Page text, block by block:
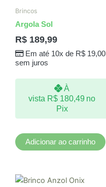
Brincos
Argola Sol
R$ 189,99
Em até 10x de R$19,00
sem juros
À
vista R$180,49 no
Pix
Adicionar ao carrinho